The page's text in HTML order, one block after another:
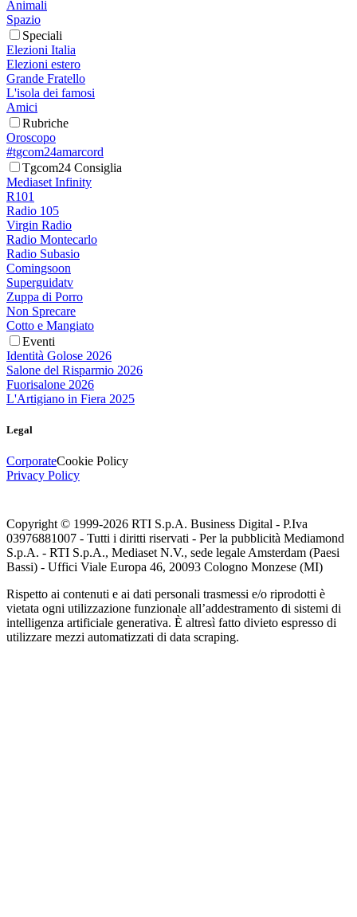
Animali
Spazio
Speciali
Elezioni Italia
Elezioni estero
Grande Fratello
L'isola dei famosi
Amici
Rubriche
Oroscopo
#tgcom24amarcord
Tgcom24 Consiglia
Mediaset Infinity
R101
Radio 105
Virgin Radio
Radio Montecarlo
Radio Subasio
Comingsoon
Superguidatv
Zuppa di Porro
Non Sprecare
Cotto e Mangiato
Eventi
Identità Golose 2026
Salone del Risparmio 2026
Fuorisalone 2026
L'Artigiano in Fiera 2025
Legal
CorporateCookie Policy
Privacy Policy
Copyright © 1999-2026 RTI S.p.A. Business Digital - P.Iva
03976881007 - Tutti i diritti riservati - Per la pubblicità Mediamond
S.p.A. - RTI S.p.A., Mediaset N.V., sede legale Amsterdam (Paesi
Bassi) - Uffici Viale Europa 46, 20093 Cologno Monzese (MI)
Rispetto ai contenuti e ai dati personali trasmessi e/o riprodotti è
vietata ogni utilizzazione funzionale all’addestramento di sistemi di
intelligenza artificiale generativa. È altresì fatto divieto espresso di
utilizzare mezzi automatizzati di data scraping.